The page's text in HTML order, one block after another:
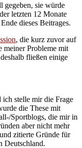
gegeben, sie würde
letzten 12 Monate
dieses Beitrages.
, die kurz zuvor auf
meiner Probleme mit
fließen einige
ich stelle mir die Frage
die These mit
Sportblogs, die mir in
aber nicht mehr
zitierte Gründe für
Deutschland.